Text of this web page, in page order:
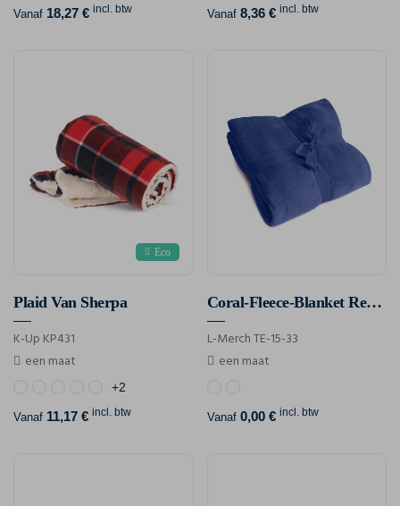
Vanaf 18,27 € incl. btw Vanaf 8,36 € incl. btw
Eco
Plaid Van Sherpa
K-Up KP431
een maat
+2
Vanaf 11,17 € incl. btw
Coral-Fleece-Blanket Recycled
L-Merch TE-15-33
een maat
Vanaf 0,00 € incl. btw